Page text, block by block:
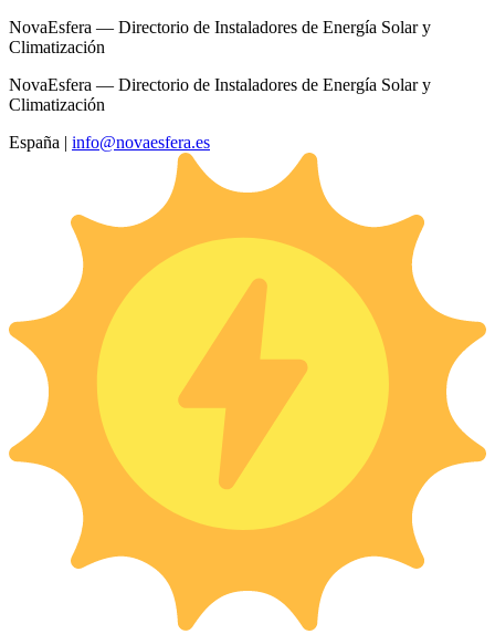
NovaEsfera — Directorio de Instaladores de Energía Solar y
Climatización
NovaEsfera — Directorio de Instaladores de Energía Solar y
Climatización
España | info@novaesfera.es